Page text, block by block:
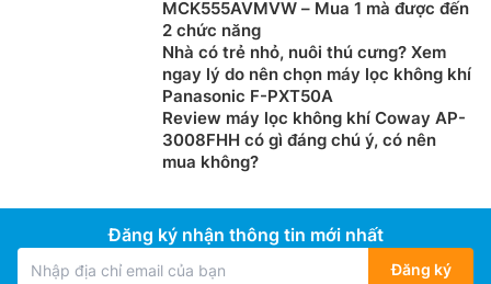
MCK555AVMVW – Mua 1 mà được đến
2 chức năng
Nhà có trẻ nhỏ, nuôi thú cưng? Xem
ngay lý do nên chọn máy lọc không khí
Panasonic F-PXT50A
Review máy lọc không khí Coway AP-
3008FHH có gì đáng chú ý, có nên
mua không?
Đăng ký nhận thông tin mới nhất
Đăng ký